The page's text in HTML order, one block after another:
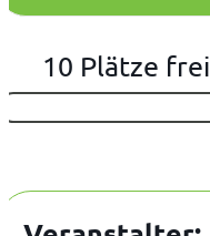
10 Plätze frei